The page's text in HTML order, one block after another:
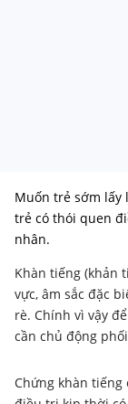
Muốn trẻ sớm lấy
trẻ có thói quen
nhân.
Khàn tiếng (khản
vực, âm sắc đặc
rè. Chính vì vậy
cần chủ động
Chứng khàn tiếng